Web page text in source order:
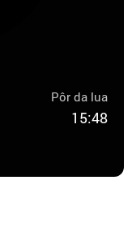
Pôr da lua
15:48